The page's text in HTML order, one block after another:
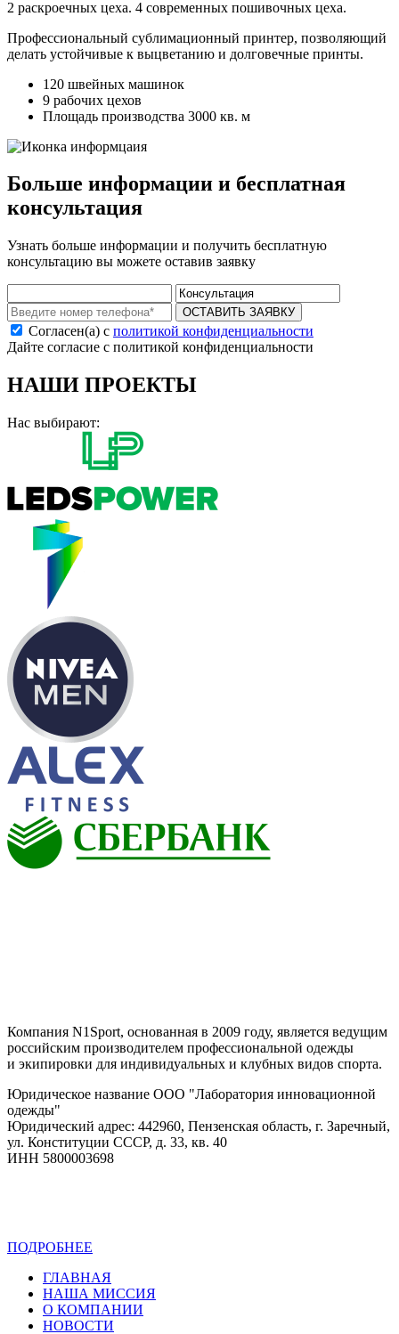
2 раскроечных цеха. 4 современных пошивочных цеха.
Профессиональный сублимационный принтер, позволяющий
делать устойчивые к выцветанию и долговечные принты.
120 швейных машинок
9 рабочих цехов
Площадь производства 3000 кв. м
Больше информации и бесплатная
консультация
Узнать больше информации и получить бесплатную
консультацию вы можете оставив заявку
ОСТАВИТЬ ЗАЯВКУ
Согласен(а) с политикой конфиденциальности
Дайте согласие с политикой конфиденциальности
НАШИ ПРОЕКТЫ
Нас выбирают:
Компания N1Sport, основанная в 2009 году, является ведущим
российским производителем профессиональной одежды
и экипировки для индивидуальных и клубных видов спорта.
Юридическое название ООО "Лаборатория инновационной
одежды"
Юридический адрес: 442960, Пензенская область, г. Заречный,
ул. Конституции СССР, д. 33, кв. 40
ИНН 5800003698
ПОДРОБНЕЕ
ГЛАВНАЯ
НАША МИССИЯ
О КОМПАНИИ
НОВОСТИ